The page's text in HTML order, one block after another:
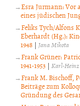
Esra Jurmann: Vor
eines jüdischen
Feliks Tych/Alfons
Eberhardt (Hg.):
1948 | Jana Mikota
Frank Grüner:
1941-1953 | Karl-
Frank M. Bischoff,
Beiträge zum
Gründung des